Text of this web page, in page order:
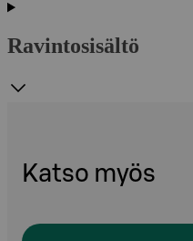
Ravintosisältö
Katso myös